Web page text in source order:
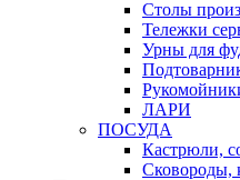
Столы
Тележки
Урны для
ЛАРИ
ПОСУДА
Кастрюли,
Сковороды,